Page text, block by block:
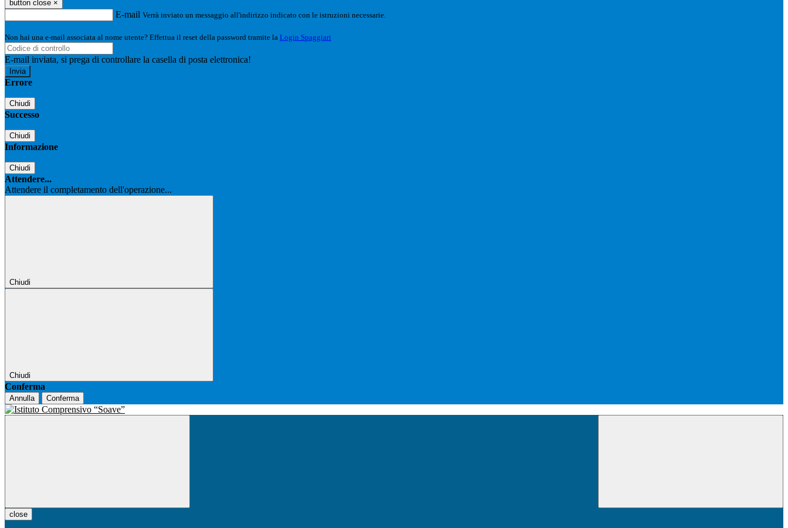
button close ×
E-mail Verrà inviato un messaggio all'indirizzo indicato con le istruzioni necessarie.
Non hai una e-mail associata al nome utente? Effettua il reset della password tramite la Login Spaggiari
E-mail inviata, si prega di controllare la casella di posta elettronica!
Errore
Chiudi
Successo
Chiudi
Informazione
Chiudi
Attendere...
Attendere il completamento dell'operazione...
Chiudi
Chiudi
Conferma
Annulla Conferma
close